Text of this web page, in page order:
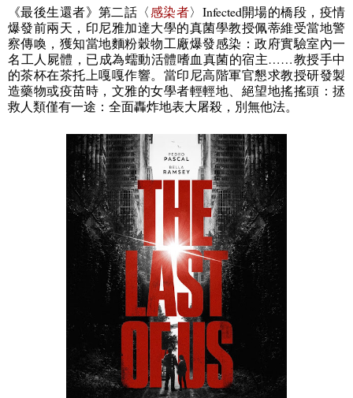
《最後生還者》第二話〈感染者〉 Infected開場的橋段，疫情
爆發前兩天，印尼雅加達大學的真菌學教授佩蒂維受當地警
察傳喚，獲知當地麵粉穀物工廠爆發感染：政府實驗室內一
名工人屍體，已成為蠕動活體嗜血真菌的宿主……教授手中
的茶杯在茶托上嘎嘎作響。當印尼高階軍官懇求教授研發製
造藥物或疫苗時，文雅的女學者輕輕地、絕望地搖搖頭：拯
救人類僅有一途：全面轟炸地表大屠殺，別無他法。